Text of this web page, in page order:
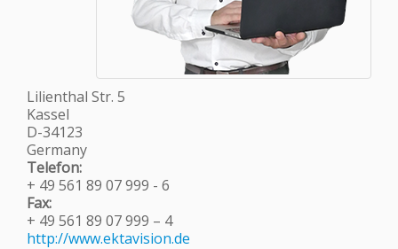
Lilienthal Str. 5
Kassel
D-34123
Germany
Telefon:
+ 49 561 89 07 999 - 6
Fax:
+ 49 561 89 07 999 – 4
http://www.ektavision.de